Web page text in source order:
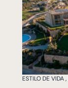
ESTILO DE VIDA,